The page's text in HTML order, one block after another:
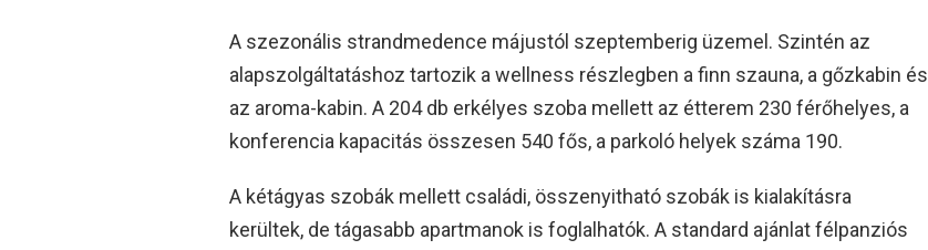
A szezonális strandmedence májustól szeptemberig üzemel. Szintén az
alapszolgáltatáshoz tartozik a wellness részlegben a finn szauna, a gőzkabin és
az aroma-kabin. A 204 db erkélyes szoba mellett az étterem 230 férőhelyes, a
konferencia kapacitás összesen 540 fős, a parkoló helyek száma 190.
A kétágyas szobák mellett családi, összenyitható szobák is kialakításra
kerültek, de tágasabb apartmanok is foglalhatók. A standard ajánlat félpanziós